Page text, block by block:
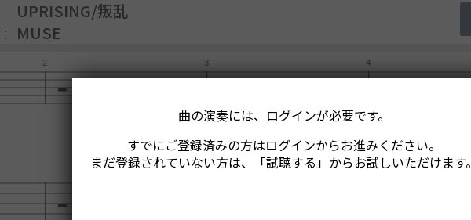
UPRISING/叛乱
MUSE
曲の演奏には、ログインが必要です。
すでにご登録済みの方はログインからお進みください。
まだ登録されていない方は、「試聴する」からお試しいただけます。